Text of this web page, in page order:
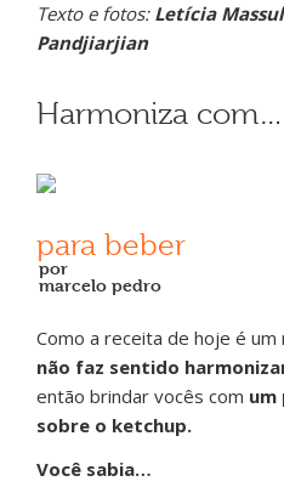
Texto e fotos:Letícia
Pandjiarjian
Harmoniza com…
para beber
por
marcelo pedro
Como a receita de hoje é
não faz sentido
então brindar vocês com um
sobre o ketchup.
Você sabia…